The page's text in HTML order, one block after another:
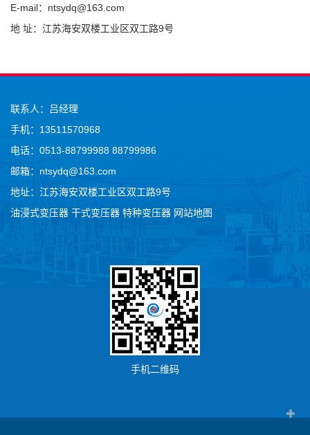
E-mail：ntsydq@163.com
地 址：江苏海安双楼工业区双工路9号
联系人：吕经理
手机：13511570968
电话：0513-88799988 88799986
邮箱：ntsydq@163.com
地址：江苏海安双楼工业区双工路9号
油浸式变压器 干式变压器 特种变压器 网站地图
手机二维码